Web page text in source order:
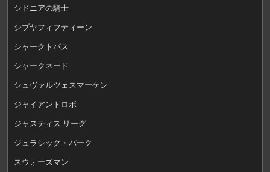
シドニアの騎士
シブヤフィフティーン
シャークトパス
シャークネード
シュヴァルツェスマーケン
ジャイアントロボ
ジャスティス リーグ
ジュラシック・パーク
スウォーズマン